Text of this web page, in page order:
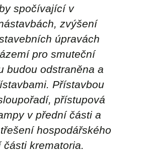
spočívající v
zvýšení
úpravách
pro smuteční
budou odstraněna a
Přístavbou
přístupová
v přední části a
hospodářského
krematoria.